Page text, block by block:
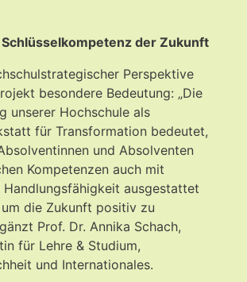
Schlüsselkompetenz der Zukunft
Perspektive
besondere Bedeutung: „Die
unserer Hochschule als
für Transformation bedeutet,
und Absolventen
Kompetenzen auch mit
Handlungsfähigkeit ausgestattet
um die Zukunft positiv zu
Prof. Dr. Annika Schach,
für Lehre & Studium,
und Internationales.